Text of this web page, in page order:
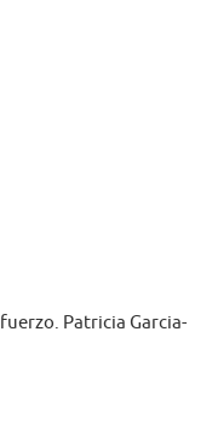
Patricia Garcia-